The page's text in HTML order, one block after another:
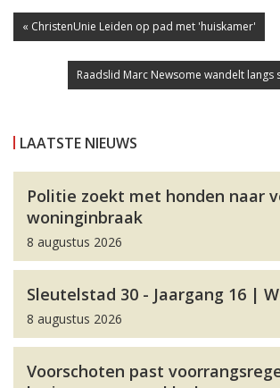
« ChristenUnie Leiden op pad met 'huiskamer'
Raadslid Marc Newsome wandelt langs
LAATSTE NIEUWS
Politie zoekt met honden naar
woninginbraak
8 augustus 2026
Sleutelstad 30 - Jaargang 16 |
8 augustus 2026
Voorschoten past